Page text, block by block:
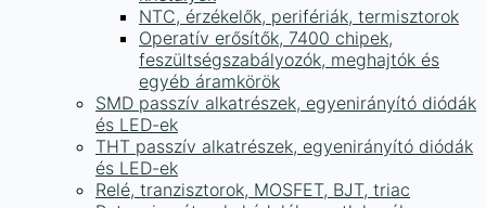
NTC, érzékelők, perifériák, termisztorok
Operatív erősítők, 7400 chipek,
feszültségszabályozók, meghajtók és
egyéb áramkörök
SMD passzív alkatrészek, egyenirányító diódák
és LED-ek
THT passzív alkatrészek, egyenirányító diódák
és LED-ek
Relé, tranzisztorok, MOSFET, BJT, triac